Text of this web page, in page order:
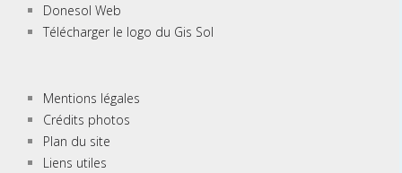
Donesol Web
Télécharger le logo du Gis Sol
Mentions légales
Crédits photos
Plan du site
Liens utiles